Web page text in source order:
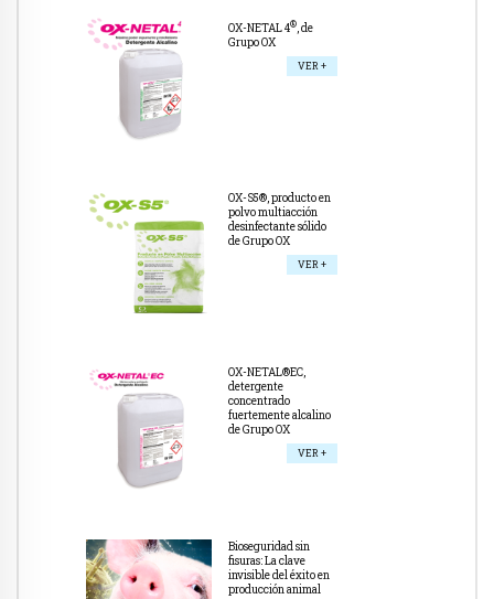
OX-NETAL 4®, de
Grupo OX
VER +
OX-S5®, producto en
polvo multiacción
desinfectante sólido
de Grupo OX
VER +
OX-NETAL®EC,
detergente
concentrado
fuertemente alcalino
de Grupo OX
VER +
Bioseguridad sin
fisuras: La clave
invisible del éxito en
producción animal